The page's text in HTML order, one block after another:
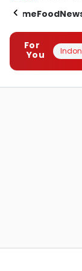
HomeFood
For
You